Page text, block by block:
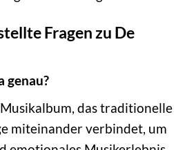
Fragen zu De
genau?
das traditionelle
miteinander verbindet, um